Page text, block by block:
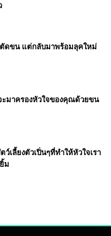
ดขน แต่กลับมาพร้อมลุคใหม่
มาครองหัวใจของคุณด้วยขน
ว์เลี้ยงตัวเปิ่นๆที่ทำให้หัวใจเรา
ม